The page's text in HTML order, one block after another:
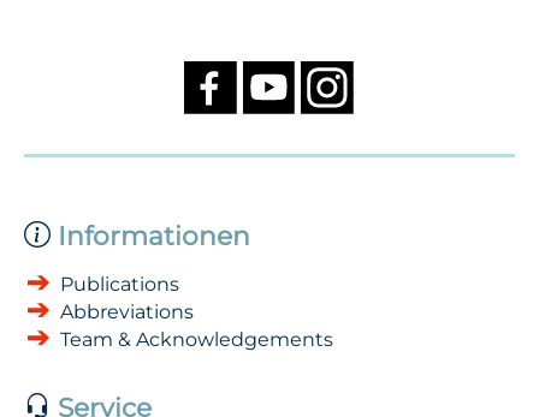
Informationen
Publications
Abbreviations
Team & Acknowledgements
Service